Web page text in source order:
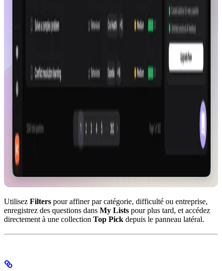
Utilisez Filters pour affiner par catégorie, difficulté ou entreprise,
enregistrez des questions dans My Lists pour plus tard, et accédez
directement à une collection Top Pick depuis le panneau latéral.